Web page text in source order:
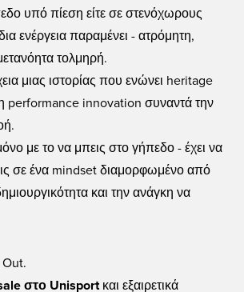
υπό πίεση είτε σε στενόχωρους
ενέργεια παραμένει - ατρόμητη,
τολμηρή.
μιας ιστορίας που ενώνει heritage
η performance innovation συναντά την
με το να μπεις στο γήπεδο - έχει να
σε ένα mindset διαμορφωμένο από
και την ανάγκη να
Out.
στο Unisport και εξαιρετικά